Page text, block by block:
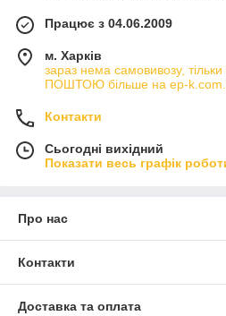
Працює з 04.06.2009
м. Харків
зараз нема самовивозу,
ПОШТОЮ більше на ep-
Контакти
Сьогодні вихідний
Показати весь графік
Про нас
Контакти
Доставка та оплата